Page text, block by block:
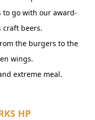
to go with our award-
craft beers.
the burgers to the
wings.
extreme meal.
HP